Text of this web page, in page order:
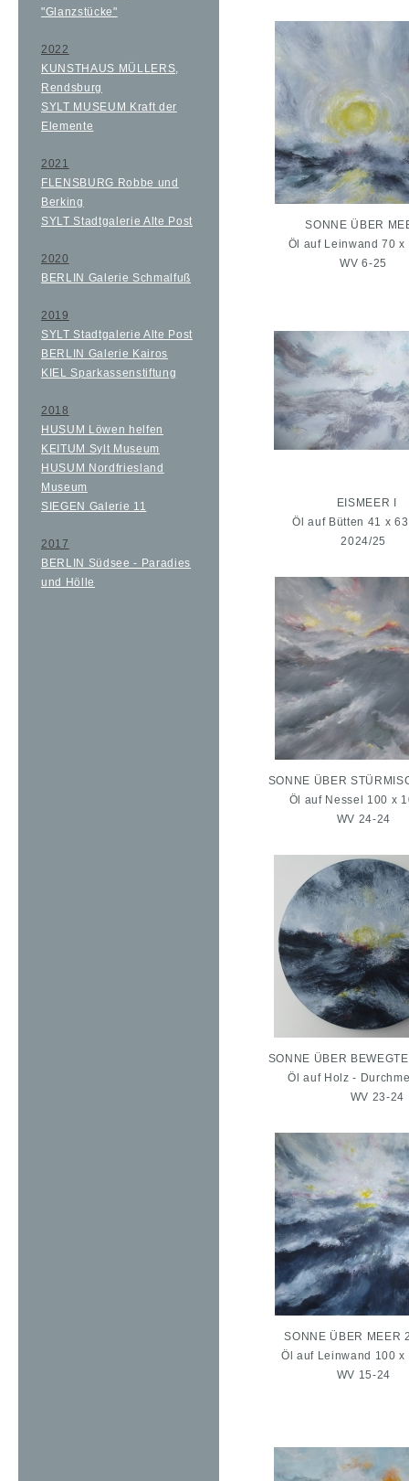
"Glanzstücke"
2022
KUNSTHAUS MÜLLERS,
Rendsburg
SYLT MUSEUM Kraft der
Elemente
2021
FLENSBURG Robbe und
Berking
SYLT Stadtgalerie Alte Post
2020
BERLIN Galerie Schmalfuß
2019
SYLT Stadtgalerie Alte Post
BERLIN Galerie Kairos
KIEL Sparkassenstiftung
2018
HUSUM Löwen helfen
KEITUM Sylt Museum
HUSUM Nordfriesland
Museum
SIEGEN Galerie 11
2017
BERLIN Südsee - Paradies
und Hölle
SONNE ÜBER
Öl auf Leinwand 70 x
WV 6-25
EISMEER I
Öl auf Bütten 41 x
2024/25
SONNE ÜBER
Öl auf Nessel 100 x
WV 24-24
SONNE ÜBER
Öl auf Holz -
WV 23-24
SONNE ÜBER MEER
Öl auf Leinwand 100 x
WV 15-24